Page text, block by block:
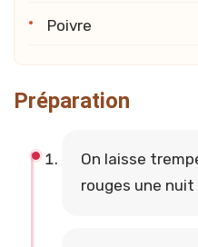
Poivre
Préparation
On laisse
rouges une nuit